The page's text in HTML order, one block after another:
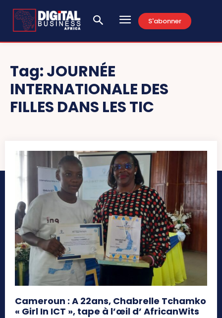
S'abonner
Tag:JOURNÉE
INTERNATIONALE DES
FILLES DANS LES TIC
Cameroun : A 22ans, Chabrelle Tchamko
« Girl In ICT », tape à l’œil d’ AfricanWits